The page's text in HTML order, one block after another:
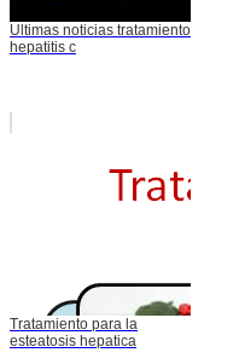
Ultimas noticias tratamiento
hepatitis c
Tratamiento para la
esteatosis hepatica